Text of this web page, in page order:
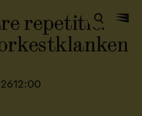
ZoekenMenu
repetitie:
12:00